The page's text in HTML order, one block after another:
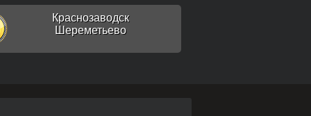
Краснозаводск
Шереметьево